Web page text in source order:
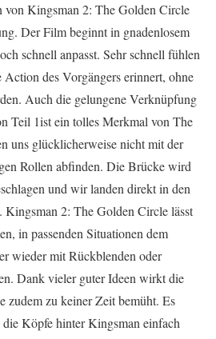
von Kingsman 2: The Golden Circle
Der Film beginnt in gnadenlosem
schnell anpasst. Sehr schnell fühlen
des Vorgängers erinnert, ohne
Auch die gelungene Verknüpfung
Teil 1ist ein tolles Merkmal von The
uns glücklicherweise nicht mit der
Rollen abfinden. Die Brücke wird
und wir landen direkt in den
Kingsman 2: The Golden Circle lässt
in passenden Situationen dem
wieder mit Rückblenden oder
Dank vieler guter Ideen wirkt die
zu keiner Zeit bemüht. Es
die Köpfe hinter Kingsman einfach